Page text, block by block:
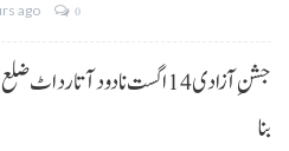
ago 0
جشنِ آزادی 14 اگست نا دود آتا
بنا